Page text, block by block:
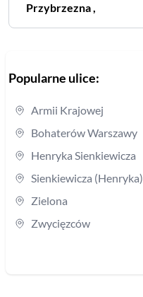
Przybrzezna,
Popularne ulice:
Armii Krajowej
Bohaterów Warszawy
Henryka Sienkiewicza
Sienkiewicza (Henryka)
Zielona
Zwycięzców